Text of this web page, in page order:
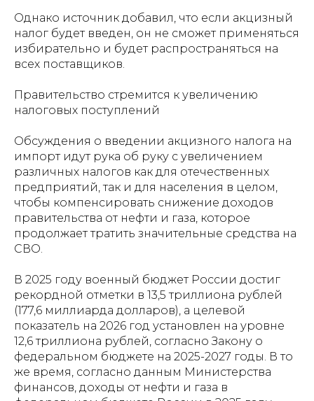
Однако источник добавил, что если акцизный
налог будет введен, он не сможет применяться
избирательно и будет распространяться на
всех поставщиков.
Правительство стремится к увеличению
налоговых поступлений
Обсуждения о введении акцизного налога на
импорт идут рука об руку с увеличением
различных налогов как для отечественных
предприятий, так и для населения в целом,
чтобы компенсировать снижение доходов
правительства от нефти и газа, которое
продолжает тратить значительные средства на
СВО.
В 2025 году военный бюджет России достиг
рекордной отметки в 13,5 триллиона рублей
(177,6 миллиарда долларов), а целевой
показатель на 2026 год установлен на уровне
12,6 триллиона рублей, согласно Закону о
федеральном бюджете на 2025-2027 годы. В то
же время, согласно данным Министерства
финансов, доходы от нефти и газа в